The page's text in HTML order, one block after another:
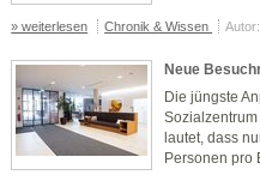
» weiterlesen Chronik & Wissen
Neue
Die jüngste
lautet, dass
Personen pro